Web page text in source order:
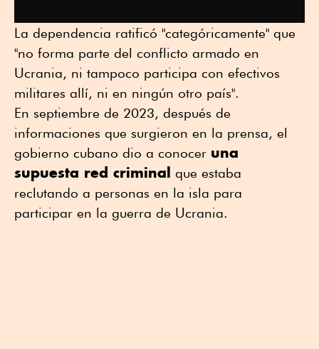
La dependencia ratificó "categóricamente" que
"no forma parte del conflicto armado en
Ucrania, ni tampoco participa con efectivos
militares allí, ni en ningún otro país".
En septiembre de 2023, después de
informaciones que surgieron en la prensa, el
gobierno cubano dio a conocer una
supuesta red criminal que estaba
reclutando a personas en la isla para
participar en la guerra de Ucrania.